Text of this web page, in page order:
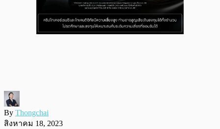
By Thongchai
สิงหาคม 18, 2023